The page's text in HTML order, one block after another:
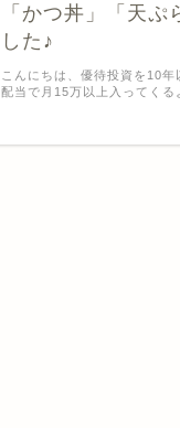
「かつ丼」「天
した♪
こんにちは、優待投資を10
配当で月15万以上入ってく